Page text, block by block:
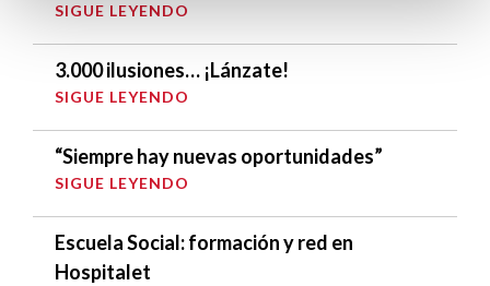
SIGUE LEYENDO
3.000 ilusiones… ¡Lánzate!
SIGUE LEYENDO
“Siempre hay nuevas oportunidades”
SIGUE LEYENDO
Escuela Social: formación y red en
Hospitalet